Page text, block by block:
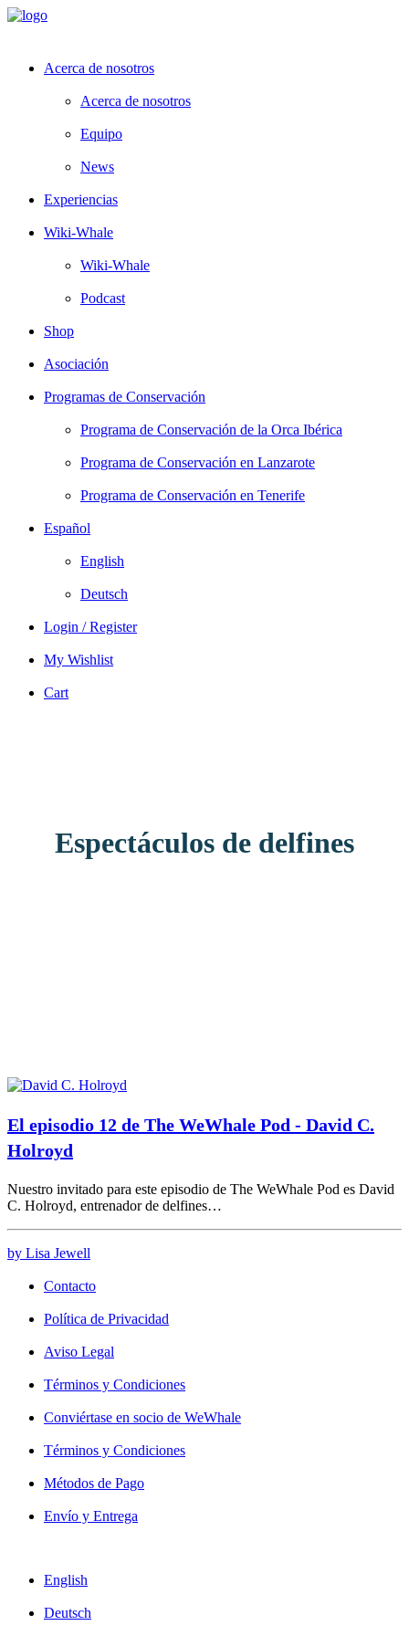
Acerca de nosotros
Acerca de nosotros
Equipo
News
Experiencias
Wiki-Whale
Wiki-Whale
Podcast
Shop
Asociación
Programas de Conservación
Programa de Conservación de la Orca Ibérica
Programa de Conservación en Lanzarote
Programa de Conservación en Tenerife
Español
English
Deutsch
Login / Register
My Wishlist
Cart
Espectáculos de delfines
El episodio 12 de The WeWhale Pod - David C.
Holroyd
Nuestro invitado para este episodio de The WeWhale Pod es David
C. Holroyd, entrenador de delfines…
by Lisa Jewell
Contacto
Política de Privacidad
Aviso Legal
Términos y Condiciones
Conviértase en socio de WeWhale
Términos y Condiciones
Métodos de Pago
Envío y Entrega
English
Deutsch